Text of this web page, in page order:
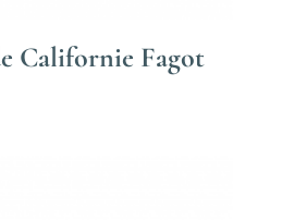
Californie Fagot